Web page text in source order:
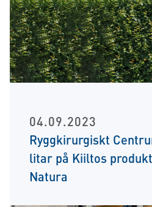
04.09.2023
Ryggkirurgiskt
litar på Kiiltos
Natura